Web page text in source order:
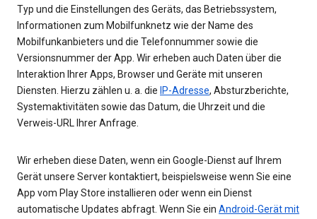
Typ und die Einstellungen des Geräts, das Betriebssystem,
Informationen zum Mobilfunknetz wie der Name des
Mobilfunkanbieters und die Telefonnummer sowie die
Versionsnummer der App. Wir erheben auch Daten über die
Interaktion Ihrer Apps, Browser und Geräte mit unseren
Diensten. Hierzu zählen u. a. die IP-Adresse, Absturzberichte,
Systemaktivitäten sowie das Datum, die Uhrzeit und die
Verweis-URL Ihrer Anfrage.
Wir erheben diese Daten, wenn ein Google-Dienst auf Ihrem
Gerät unsere Server kontaktiert, beispielsweise wenn Sie eine
App vom Play Store installieren oder wenn ein Dienst
automatische Updates abfragt. Wenn Sie ein Android-Gerät mit